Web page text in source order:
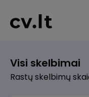
Visi skelbimai
Rastų skelbimų